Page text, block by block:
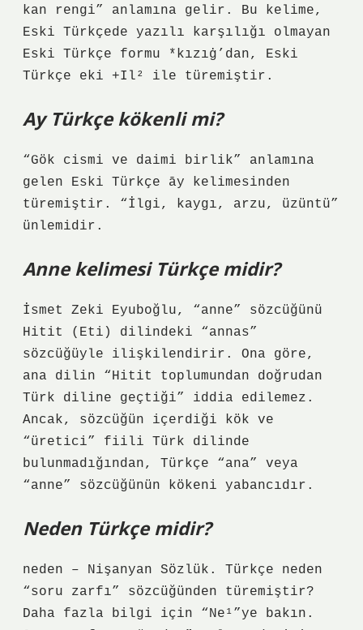
kan rengi” anlamına gelir. Bu kelime,
Eski Türkçede yazılı karşılığı olmayan
Eski Türkçe formu *kızıġ’dan, Eski
Türkçe eki +Il² ile türemiştir.
Ay Türkçe kökenli mi?
“Gök cismi ve daimi birlik” anlamına
gelen Eski Türkçe āy kelimesinden
türemiştir. “İlgi, kaygı, arzu, üzüntü”
ünlemidir.
Anne kelimesi Türkçe midir?
İsmet Zeki Eyuboğlu, “anne” sözcüğünü
Hitit (Eti) dilindeki “annas”
sözcüğüyle ilişkilendirir. Ona göre,
ana dilin “Hitit toplumundan doğrudan
Türk diline geçtiği” iddia edilemez.
Ancak, sözcüğün içerdiği kök ve
“üretici” fiili Türk dilinde
bulunmadığından, Türkçe “ana” veya
“anne” sözcüğünün kökeni yabancıdır.
Neden Türkçe midir?
neden – Nişanyan Sözlük. Türkçe neden
“soru zarfı” sözcüğünden türemiştir?
Daha fazla bilgi için “Ne¹”ye bakın.